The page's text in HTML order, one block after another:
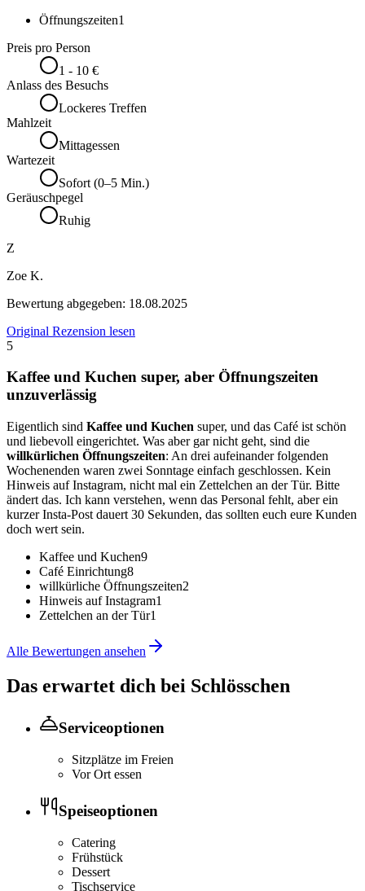
Öffnungszeiten1
Preis pro Person
1 - 10 €
Anlass des Besuchs
Lockeres Treffen
Mahlzeit
Mittagessen
Wartezeit
Sofort (0–5 Min.)
Geräuschpegel
Ruhig
Z
Zoe K.
Bewertung abgegeben: 18.08.2025
Original Rezension lesen
5
Kaffee und Kuchen super, aber Öffnungszeiten
unzuverlässig
Eigentlich sind Kaffee und Kuchen super, und das Café ist schön
und liebevoll eingerichtet. Was aber gar nicht geht, sind die
willkürlichen Öffnungszeiten: An drei aufeinander folgenden
Wochenenden waren zwei Sonntage einfach geschlossen. Kein
Hinweis auf Instagram, nicht mal ein Zettelchen an der Tür. Bitte
ändert das. Ich kann verstehen, wenn das Personal fehlt, aber ein
kurzer Insta-Post dauert 30 Sekunden, das sollten euch eure Kunden
doch wert sein.
Kaffee und Kuchen9
Café Einrichtung8
willkürliche Öffnungszeiten2
Hinweis auf Instagram1
Zettelchen an der Tür1
Alle Bewertungen ansehen
Das erwartet dich bei Schlösschen
Serviceoptionen
Sitzplätze im Freien
Vor Ort essen
Speiseoptionen
Catering
Frühstück
Dessert
Tischservice